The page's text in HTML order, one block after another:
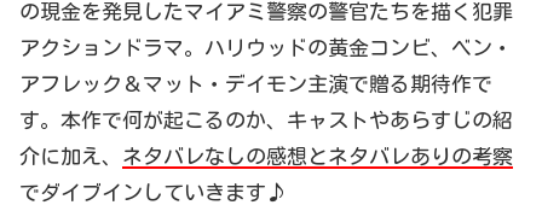
の現金を発見したマイアミ警察の警官たちを描く犯罪
アクションドラマ。ハリウッドの黄金コンビ、ベン・
アフレック＆マット・デイモン主演で贈る期待作で
す。本作で何が起こるのか、キャストやあらすじの紹
介に加え、 ネタバレなしの感想とネタバレありの考察
でダイブインしていきます♪